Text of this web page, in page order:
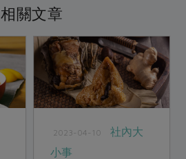
相關文章
2023-04-10
社內大
小事